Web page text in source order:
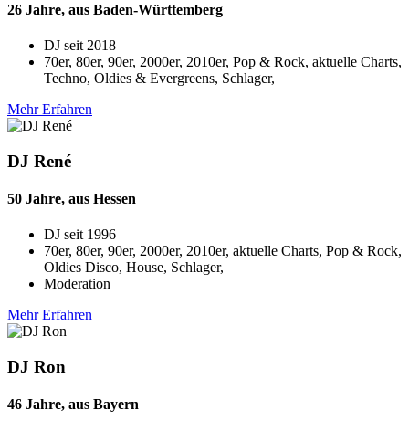
26 Jahre, aus Baden-Württemberg
DJ seit 2018
70er, 80er, 90er, 2000er, 2010er, Pop & Rock, aktuelle Charts,
Techno, Oldies & Evergreens, Schlager,
Mehr Erfahren
DJ René
50 Jahre, aus Hessen
DJ seit 1996
70er, 80er, 90er, 2000er, 2010er, aktuelle Charts, Pop & Rock,
Oldies Disco, House, Schlager,
Moderation
Mehr Erfahren
DJ Ron
46 Jahre, aus Bayern